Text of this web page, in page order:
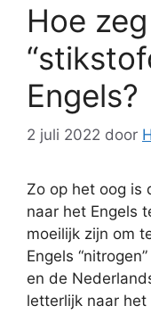
Hoe
Engels?
2 juli 2022 door
Zo op het oog is
naar het Engels
moeilijk zijn om
Engels
en de
letterlijk naar het